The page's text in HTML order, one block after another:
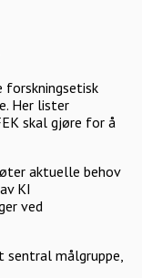
forskningsetisk
Her lister
skal gjøre for å
aktuelle behov
KI
ved
sentral målgruppe,